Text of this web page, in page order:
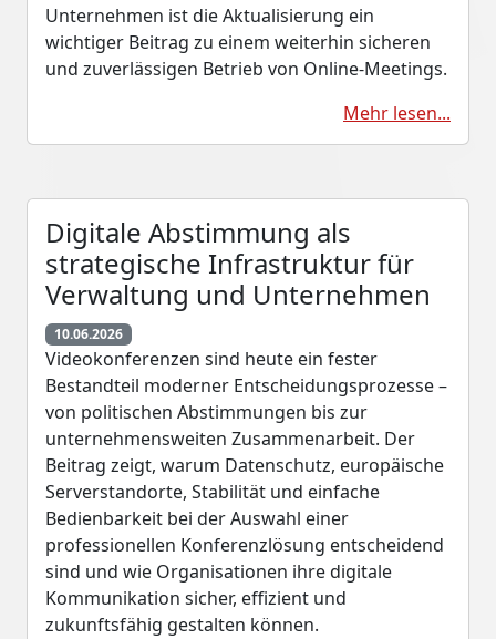
Unternehmen ist die Aktualisierung ein
wichtiger Beitrag zu einem weiterhin sicheren
und zuverlässigen Betrieb von Online-Meetings.
Mehr lesen...
Digitale Abstimmung als
strategische Infrastruktur für
Verwaltung und Unternehmen
10.06.2026
Videokonferenzen sind heute ein fester
Bestandteil moderner Entscheidungsprozesse –
von politischen Abstimmungen bis zur
unternehmensweiten Zusammenarbeit. Der
Beitrag zeigt, warum Datenschutz, europäische
Serverstandorte, Stabilität und einfache
Bedienbarkeit bei der Auswahl einer
professionellen Konferenzlösung entscheidend
sind und wie Organisationen ihre digitale
Kommunikation sicher, effizient und
zukunftsfähig gestalten können.